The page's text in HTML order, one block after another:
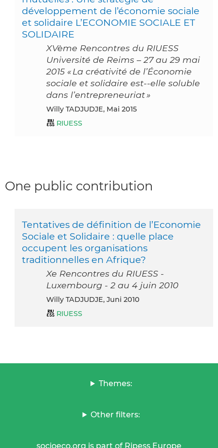
développement de l’économie sociale
et solidaire L’ECONOMIE SOCIALE ET
SOLIDAIRE
XVème Rencontres du RIUESS
Université de Reims – 27 au 29 mai
2015 « La créativité de l’Économie
sociale et solidaire est-­‐elle soluble
dans l’entrepreneuriat »
Willy TADJUDJE, Mai 2015
RIUESS
One public contribution
Tentatives de définition de l’Economie
Sociale et Solidaire : quelle place
occupent les organisations
traditionnelles en Afrique?
Xe Rencontres du RIUESS -
Luxembourg - 2 au 4 juin 2010
Willy TADJUDJE, Juni 2010
RIUESS
Themes:
Other filters:
socioeco.org is part of Ripess Europe